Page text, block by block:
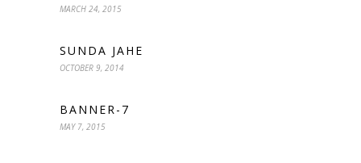
MARCH 24, 2015
SUNDA JAHE
OCTOBER 9, 2014
BANNER-7
MAY 7, 2015